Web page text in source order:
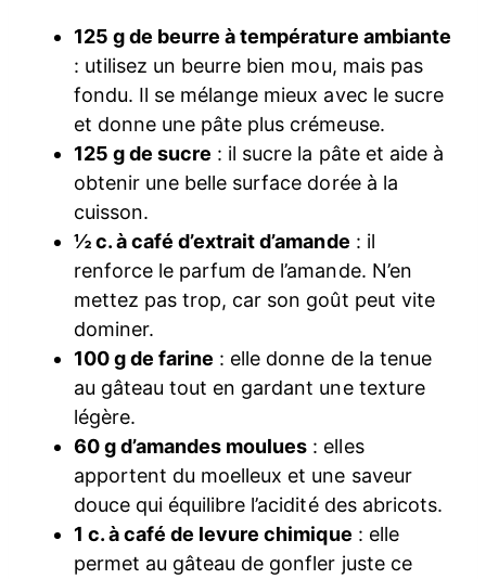
125 g de beurre à température ambiante
: utilisez un beurre bien mou, mais pas
fondu. Il se mélange mieux avec le sucre
et donne une pâte plus crémeuse.
125 g de sucre : il sucre la pâte et aide à
obtenir une belle surface dorée à la
cuisson.
½ c. à café d’extrait d’amande : il
renforce le parfum de l’amande. N’en
mettez pas trop, car son goût peut vite
dominer.
100 g de farine : elle donne de la tenue
au gâteau tout en gardant une texture
légère.
60 g d’amandes moulues : elles
apportent du moelleux et une saveur
douce qui équilibre l’acidité des abricots.
1 c. à café de levure chimique : elle
permet au gâteau de gonfler juste ce